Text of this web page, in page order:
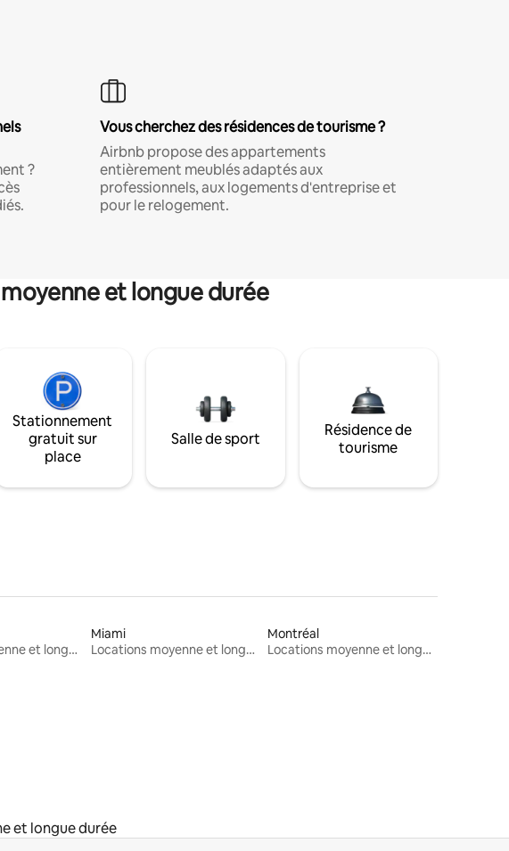
?
Vous cherchez des résidences de tourisme ?
Airbnb propose des appartements
entièrement meublés adaptés aux
professionnels, aux logements d'entreprise et
pour le relogement.
et longue durée
Stationnement
gratuit sur
place
Salle de sport
Résidence de
tourisme
Locations moyenne et longue durée
Miami
Locations moyenne et longue durée
Montréal
Locations moyenne et longue durée
et longue durée